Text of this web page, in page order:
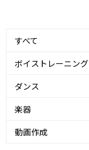
すべて
ボイストレーニング
ダンス
楽器
動画作成